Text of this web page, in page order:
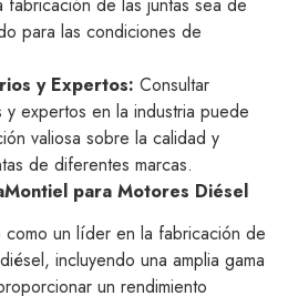
para las condiciones de
y Expertos: Consultar
expertos en la industria puede
valiosa sobre la calidad y
de diferentes marcas.
para Motores Diésel
un líder en la fabricación de
incluyendo una amplia gama
un rendimiento